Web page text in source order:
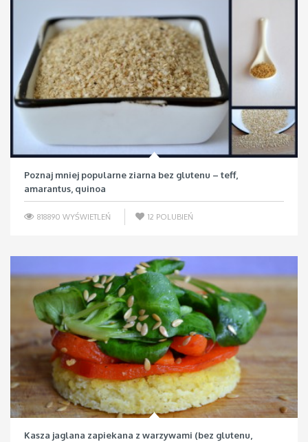
Poznaj mniej popularne ziarna bez glutenu – teff,
amarantus, quinoa
818890 WYŚWIETLEŃ 12 POLUBIEŃ
Kasza jaglana zapiekana z warzywami (bez glutenu,